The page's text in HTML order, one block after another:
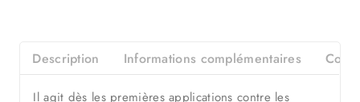
Description Informations complémentaires
Il agit dès les premières applications contre les